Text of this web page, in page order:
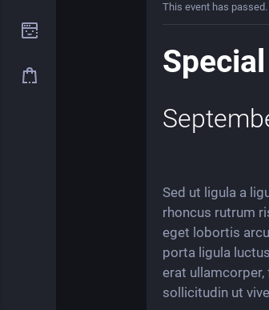
This event has passed.
Sed ut ligula a
rhoncus rutrum
eget lobortis
porta ligula
erat
sollicitudin ut